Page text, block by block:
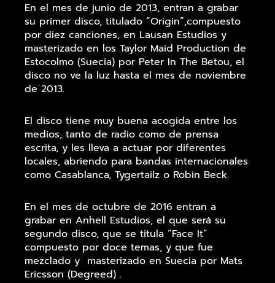
En el mes de junio de 2013, entran a grabar
su primer disco, titulado “Origin”,compuesto
por diez canciones, en Lausan Estudios y
masterizado en los Taylor Maid Production de
Estocolmo (Suecia) por Peter In The Betou, el
disco no ve la luz hasta el mes de noviembre
de 2013.
El disco tiene muy buena acogida entre los
medios, tanto de radio como de prensa
escrita, y les lleva a actuar por diferentes
locales, abriendo para bandas internacionales
como Casablanca, Tygertailz o Robin Beck.
En el mes de octubre de 2016 entran a
grabar en Anhell Estudios, el que será su
segundo disco, que se titula “Face It”
compuesto por doce temas, y que fue
mezclado y masterizado en Suecia por Mats
Ericsson (Degreed) .